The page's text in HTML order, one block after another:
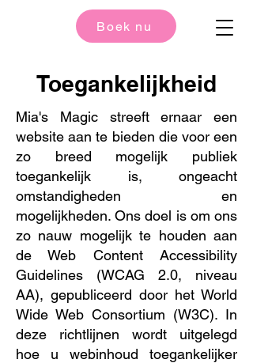
Boek nu
Toegankelijkheid
Mia's Magic streeft ernaar een
website aan te bieden die voor een
zo breed mogelijk publiek
toegankelijk is, ongeacht
omstandigheden en
mogelijkheden. Ons doel is om ons
zo nauw mogelijk te houden aan
de Web Content Accessibility
Guidelines (WCAG 2.0, niveau
AA), gepubliceerd door het World
Wide Web Consortium (W3C). In
deze richtlijnen wordt uitgelegd
hoe u webinhoud toegankelijker